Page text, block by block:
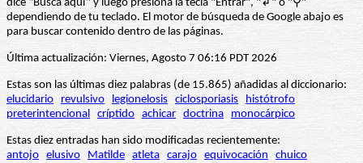
dice “Busca aquí” y luego presiona la tecla "Entrar", "↲" o "⚲"
dependiendo de tu teclado. El motor de búsqueda de Google abajo es
para buscar contenido dentro de las páginas.
Última actualización: Viernes, Agosto 7 06:16 PDT 2026
Estas son las últimas diez palabras (de 15.865) añadidas al diccionario:
elucidario
revulsivo legionelosis ciclosporiasis
histótrofo
preterintencional críptido achicar doctrina monocárpico
Estas diez entradas han sido modificadas recientemente:
antojo elusivo Matilde atleta carajo equivocación
chuico